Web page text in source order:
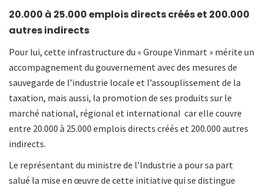
20.000 à 25.000 emplois directs créés et 200.000
autres indirects
Pour lui, cette infrastructure du « Groupe Vinmart » mérite un
accompagnement du gouvernement avec des mesures de
sauvegarde de l’industrie locale et l’assouplissement de la
taxation, mais aussi, la promotion de ses produits sur le
marché national, régional et international car elle couvre
entre 20.000 à 25.000 emplois directs créés et 200.000 autres
indirects.
Le représentant du ministre de l’Industrie a pour sa part
salué la mise en œuvre de cette initiative qui se distingue